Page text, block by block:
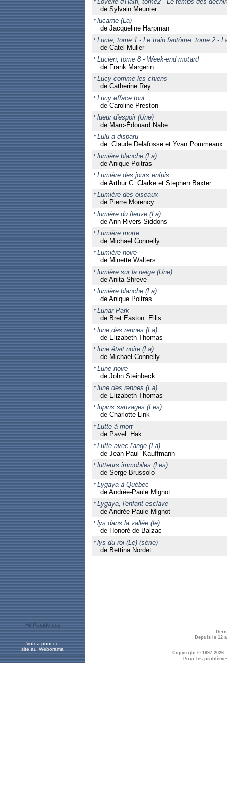
de Sylvain Meunier
lucarne (La)
de Jacqueline Harpman
Lucie, tome 1 - Le train fantôme; tome 2 -
de Catel Muller
Lucien, tome 8 - Week-end motard
de Frank Margerin
Lucy comme les chiens
de Catherine Rey
Lucy efface tout
de Caroline Preston
lueur d'espoir (Une)
de Marc-Édouard Nabe
Lulu a disparu
de Claude Delafosse et Yvan Pommeaux
lumière blanche (La)
de Anique Poitras
Lumière des jours enfuis
de Arthur C. Clarke et Stephen Baxter
Lumière des oiseaux
de Pierre Morency
lumière du fleuve (La)
de Ann Rivers Siddons
Lumière morte
de Michael Connelly
Lumière noire
de Minette Walters
lumière sur la neige (Une)
de Anita Shreve
lumière blanche (La)
de Anique Poitras
Lunar Park
de Bret Easton Ellis
lune des rennes (La)
de Elizabeth Thomas
lune était noire (La)
de Michael Connelly
Lune noire
de John Steinbeck
lune des rennes (La)
de Elizabeth Thomas
lupins sauvages (Les)
de Charlotte Link
Lutte à mort
de Pavel Hak
Lutte avec l'ange (La)
de Jean-Paul Kauffmann
lutteurs immobiles (Les)
de Serge Brussolo
Lygaya à Québec
de Andrée-Paule Mignot
Lygaya, l'enfant esclave
de Andrée-Paule Mignot
lys dans la vallée (le)
de Honoré de Balzac
lys du roi (Le) (série)
de Bettina Nordet
Votez pour ce
site au Weborama
Depuis le 12
Copyright © 1997-2026.
Pour les